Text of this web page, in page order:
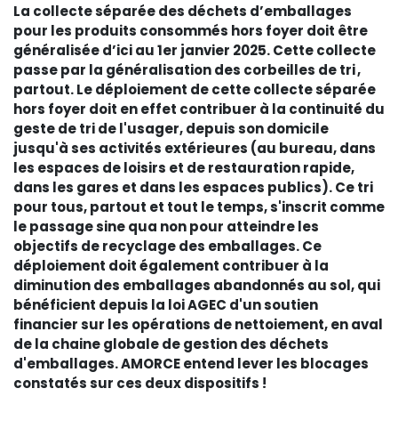
La collecte séparée des déchets d’emballages
pour les produits consommés hors foyer doit être
généralisée d’ici au 1er janvier 2025. Cette collecte
passe par la généralisation des corbeilles de tri ,
partout. Le déploiement de cette collecte séparée
hors foyer doit en effet contribuer à la continuité du
geste de tri de l'usager, depuis son domicile
jusqu'à ses activités extérieures (au bureau, dans
les espaces de loisirs et de restauration rapide,
dans les gares et dans les espaces publics). Ce tri
pour tous, partout et tout le temps, s'inscrit comme
le passage sine qua non pour atteindre les
objectifs de recyclage des emballages. Ce
déploiement doit également contribuer à la
diminution des emballages abandonnés au sol, qui
bénéficient depuis la loi AGEC d'un soutien
financier sur les opérations de nettoiement, en aval
de la chaine globale de gestion des déchets
d'emballages. AMORCE entend lever les blocages
constatés sur ces deux dispositifs !